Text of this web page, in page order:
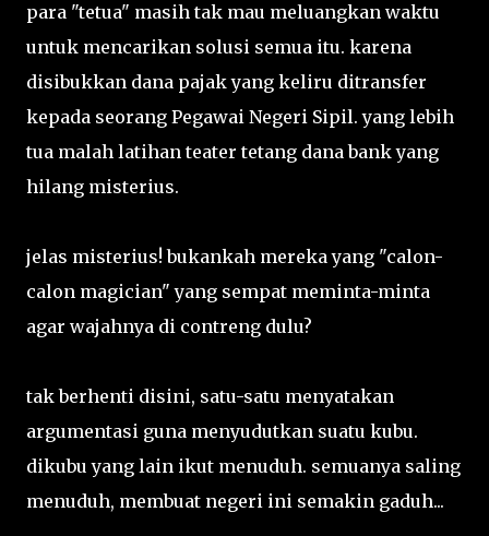
para "tetua" masih tak mau meluangkan waktu
untuk mencarikan solusi semua itu. karena
disibukkan dana pajak yang keliru ditransfer
kepada seorang Pegawai Negeri Sipil. yang lebih
tua malah latihan teater tetang dana bank yang
hilang misterius.
jelas misterius! bukankah mereka yang "calon-
calon magician" yang sempat meminta-minta
agar wajahnya di contreng dulu?
tak berhenti disini, satu-satu menyatakan
argumentasi guna menyudutkan suatu kubu.
dikubu yang lain ikut menuduh. semuanya saling
menuduh, membuat negeri ini semakin gaduh...